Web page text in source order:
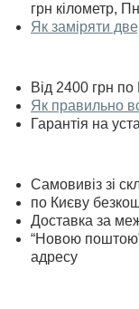
грн кілометр,
Як заміряти
Від 2400 грн по
Як правильно
Гарантія на
Самовивіз зі
по Києву
Доставка за
“Новою поштою”
адресу